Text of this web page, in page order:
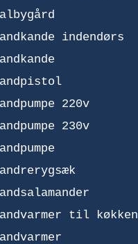
indendørs
220v
230v
til køkken